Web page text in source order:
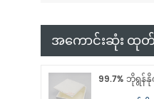
အကောင်းဆုံး ထုတ်
99.7% ဘိုရွ